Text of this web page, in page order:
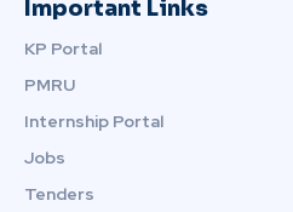
Important Links
KP Portal
PMRU
Internship Portal
Jobs
Tenders